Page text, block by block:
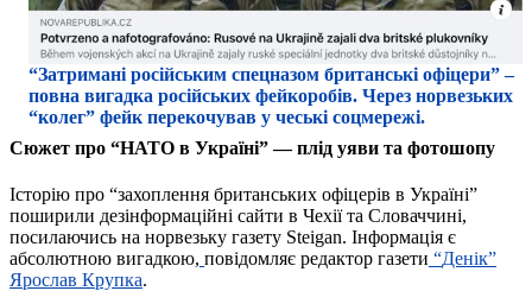
“Затримані російським спецназом британські офіцери” –
повна вигадка російських фейкоробів. Через норвезьких
“колег” фейк перекочував у чеські соцмережі.
Сюжет про “НАТО в Україні”—плід уяви та фотошопу
Історію про “захоплення британських офіцерів в Україні”
поширили дезінформаційні сайти в Чехії та Словаччині,
посилаючись на норвезьку газету Steigan. Інформація є
абсолютною вигадкою, повідомляє редактор газети “Денік”
Ярослав Крупка.